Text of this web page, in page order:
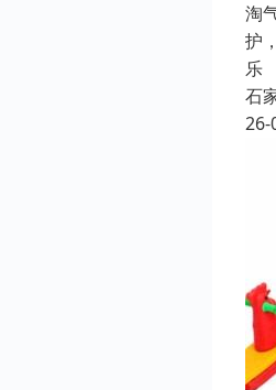
淘
护
乐
石
26-